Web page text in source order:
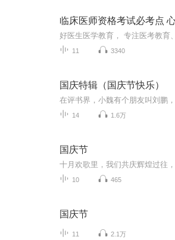
临床医师资格考试必考点
11 3340
国庆特辑（国庆节快乐）
14 1.6万
国庆节
10 465
国庆节
11 2.1万